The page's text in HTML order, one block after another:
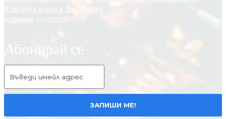
изворна вода в България
Абонирай се
ЗАПИШИ МЕ!